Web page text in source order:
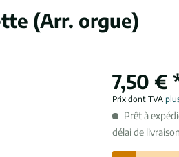
(Arr. orgue)
7,50 €
Prix dont TVA
Prêt à
délai de